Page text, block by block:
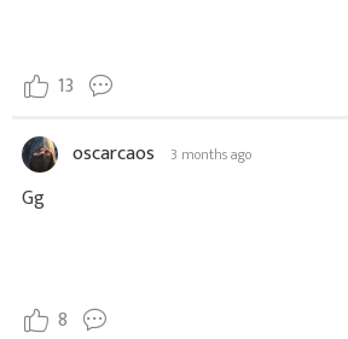
13
oscarcaos 3 months ago
Gg
8